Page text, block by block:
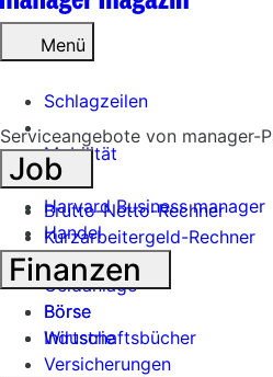
Menü
Schlagzeilen
Mobilität
Tech
Harvard Business manager
Handel
Banken
Geldanlage
Börse
Industrie
Serviceangebote von manager-
Job
Brutto-Netto-Rechner
Kurzarbeitergeld-Rechner
Finanzen
Börse
Wirtschaftsbücher
Versicherungen